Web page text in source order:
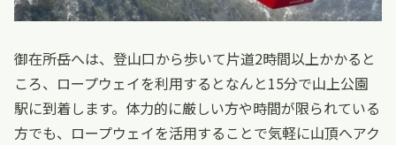
御在所岳へは、登山口から歩いて片道2時間以上かかると
ころ、ロープウェイを利用するとなんと15分で山上公園
駅に到着します。体力的に厳しい方や時間が限られている
方でも、ロープウェイを活用することで気軽に山頂へアク